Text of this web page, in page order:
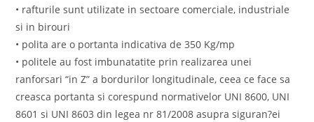
• rafturile sunt utilizate in sectoare comerciale, industriale
si in birouri
• polita are o portanta indicativa de 350 Kg/mp
• politele au fost imbunatatite prin realizarea unei
ranforsari “in Z” a bordurilor longitudinale, ceea ce face sa
creasca portanta si corespund normativelor UNI 8600, UNI
8601 si UNI 8603 din legea nr 81/2008 asupra siguran?ei